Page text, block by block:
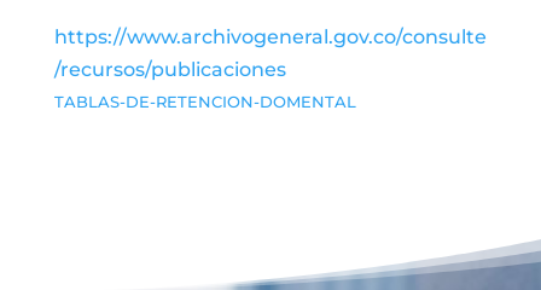
https://www.archivogeneral.gov.co/consulte
/recursos/publicaciones
TABLAS-DE-RETENCION-DOMENTAL